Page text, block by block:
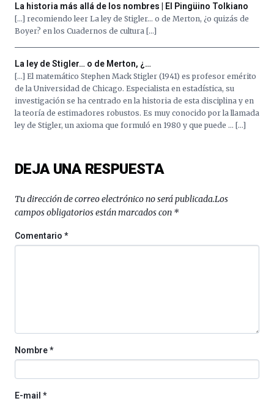
4
de
octubre.
organizada
por
la
Cátedra…
La historia más allá de los nombres | El Pingüino Tolkiano
[…] recomiendo leer La ley de Stigler… o de Merton, ¿o quizás de
Boyer? en los Cuadernos de cultura […]
La ley de Stigler… o de Merton, ¿…
[…] El matemático Stephen Mack Stigler (1941) es profesor emérito
de la Universidad de Chicago. Especialista en estadística, su
investigación se ha centrado en la historia de esta disciplina y en
la teoría de estimadores robustos. Es muy conocido por la llamada
ley de Stigler, un axioma que formuló en 1980 y que puede … […]
DEJA UNA RESPUESTA
Tu dirección de correo electrónico no será publicada.Los
campos obligatorios están marcados con *
Comentario*
Nombre*
E-mail *